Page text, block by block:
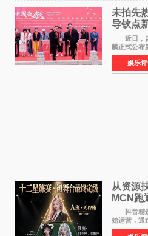
未拍先
导钦点
气回应
近日，曾
麟正式公布
早年凭电影
名，此后
人参与的作
娱乐
从资源
MCN跑
抖音精选
始运营，通
的故事，凭